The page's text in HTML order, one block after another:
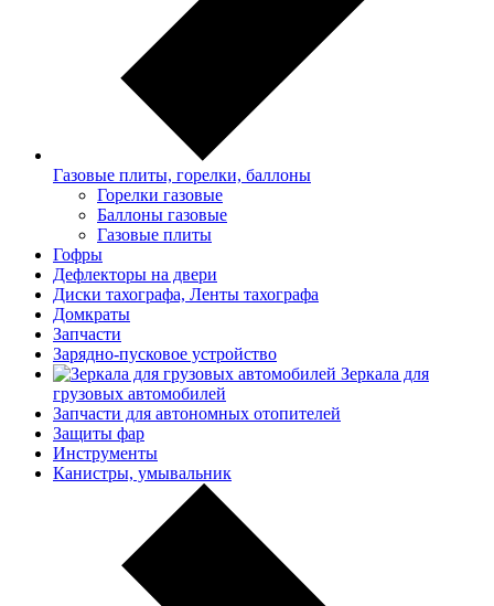
Газовые плиты, горелки, баллоны
Горелки газовые
Баллоны газовые
Газовые плиты
Гофры
Дефлекторы на двери
Диски тахографа, Ленты тахографа
Домкраты
Запчасти
Зарядно-пусковое устройство
Зеркала для
грузовых автомобилей
Запчасти для автономных отопителей
Защиты фар
Инструменты
Канистры, умывальник